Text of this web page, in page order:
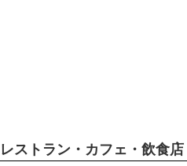
レストラン・カフェ・飲食店